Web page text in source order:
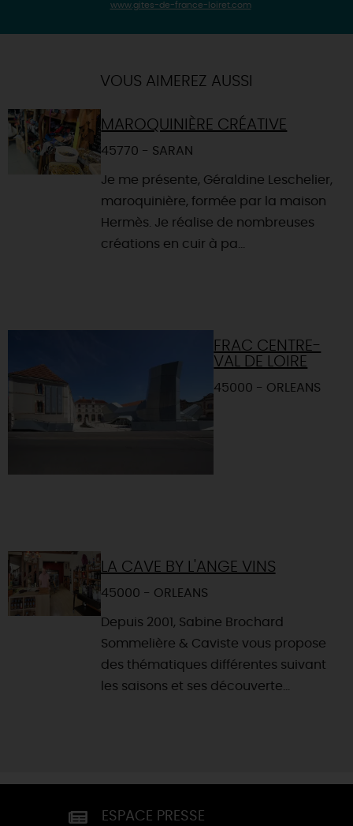
www.gites-de-france-loiret.com
VOUS AIMEREZ AUSSI
MAROQUINIÈRE CRÉATIVE
45770 - SARAN
Je me présente, Géraldine Leschelier,
maroquinière, formée par la maison
Hermès. Je réalise de nombreuses
créations en cuir à pa...
FRAC CENTRE-
VAL DE LOIRE
45000 - ORLEANS
LA CAVE BY L'ANGE VINS
45000 - ORLEANS
Depuis 2001, Sabine Brochard
Sommelière & Caviste vous propose
des thématiques différentes suivant
les saisons et ses découverte...
ESPACE PRESSE